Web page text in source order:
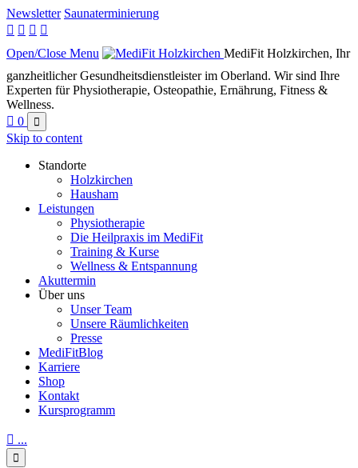
Newsletter Saunaterminierung
   
Open/Close Menu
MediFit Holzkirchen, Ihr
ganzheitlicher Gesundheitsdienstleister im Oberland. Wir sind Ihre
Experten für Physiotherapie, Osteopathie, Ernährung, Fitness &
Wellness.
 0 
Skip to content
Standorte
Holzkirchen
Hausham
Leistungen
Physiotherapie
Die Heilpraxis im MediFit
Training & Kurse
Wellness & Entspannung
Akuttermin
Über uns
Unser Team
Unsere Räumlichkeiten
Presse
MediFitBlog
Karriere
Shop
Kontakt
Kursprogramm
 ...
